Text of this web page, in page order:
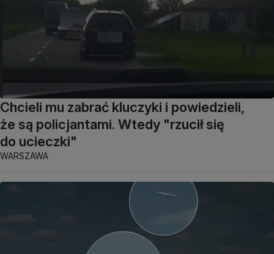
Chcieli mu zabrać kluczyki i powiedzieli,
że są policjantami. Wtedy "rzucił się
do ucieczki"
WARSZAWA